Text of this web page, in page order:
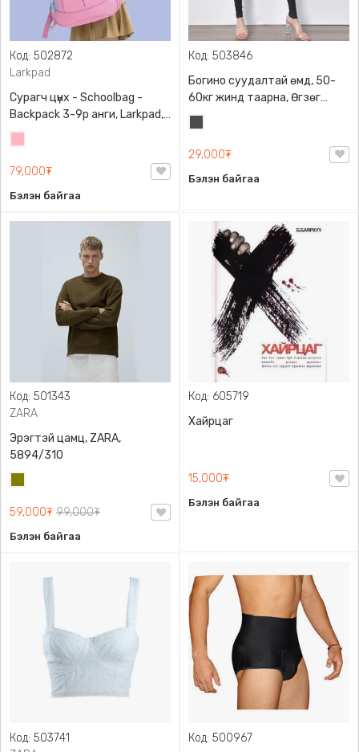
Код: 502872
Larkpad
Сурагч цүнх - Schoolbag -
Backpack 3-9р анги, Larkpad,
9009-10128, Цацруулагчтай,
Олон тасалгаатай
79,000₮
Бэлэн байгаа
Код: 503846
Богино суудалтай өмд, 50-
60кг жинд таарна, Өгзөг
өргөгчтэй
29,000₮
Бэлэн байгаа
Код: 501343
ZARA
Эрэгтэй цамц, ZARA,
5894/310
59,000₮ 99,000₮
Бэлэн байгаа
Код: 605719
Хайрцаг
15,000₮
Бэлэн байгаа
Код: 503741
Код: 500967